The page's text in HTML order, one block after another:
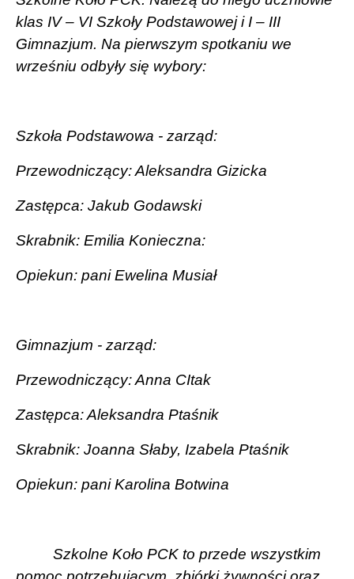
klas IV – VI Szkoły Podstawowej i I – III
Gimnazjum. Na pierwszym spotkaniu we
wrześniu odbyły się wybory:
Szkoła Podstawowa - zarząd:
Przewodniczący: Aleksandra Gizicka
Zastępca: Jakub Godawski
Skrabnik: Emilia Konieczna:
Opiekun: pani Ewelina Musiał
Gimnazjum - zarząd:
Przewodniczący: Anna CItak
Zastępca: Aleksandra Ptaśnik
Skrabnik: Joanna Słaby, Izabela Ptaśnik
Opiekun: pani Karolina Botwina
Szkolne Koło PCK to przede wszystkim